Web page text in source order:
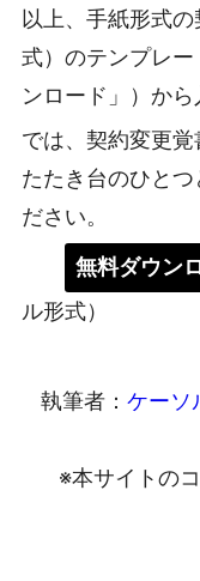
以上、手紙形式
式）のテンプレ
ンロード」）から
では、契約変更覚
たたき台のひと
ださい。
無料ダウン
ル形式）
執筆者： ケーソ
※本サイトの